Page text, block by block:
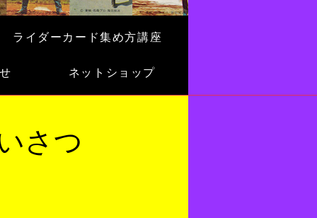
ライダーカード集め方講座
ネットショップ
さつ